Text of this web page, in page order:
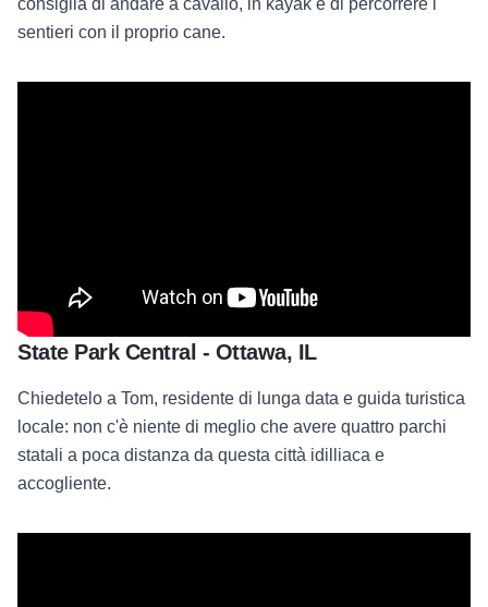
consiglia di andare a cavallo, in kayak e di percorrere i
sentieri con il proprio cane.
State Park Central - Ottawa, IL
Chiedetelo a Tom, residente di lunga data e guida turistica
locale: non c'è niente di meglio che avere quattro parchi
statali a poca distanza da questa città idilliaca e
accogliente.